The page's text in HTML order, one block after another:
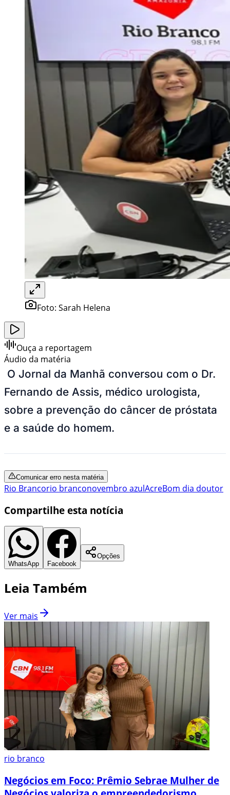
Foto: Sarah Helena
Ouça a reportagem
Áudio da matéria
O Jornal da Manhã conversou com o Dr.
Fernando de Assis, médico urologista,
sobre a prevenção do câncer de próstata
e a saúde do homem.
Comunicar erro nesta matéria
Rio Brancorio branconovembro azulAcreBom dia doutor
Compartilhe esta notícia
WhatsApp Facebook
Opções
Leia Também
Ver mais
rio branco
Negócios em Foco: Prêmio Sebrae Mulher de